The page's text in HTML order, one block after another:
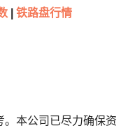
| 铁路盘行情
。本公司已尽力确保资